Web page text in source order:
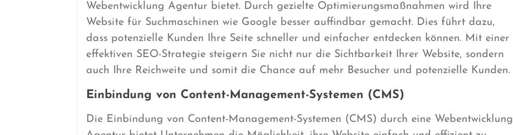
Webentwicklung Agentur bietet. Durch gezielte Optimierungsmaßnahmen wird Ihre
Website für Suchmaschinen wie Google besser auffindbar gemacht. Dies führt dazu,
dass potenzielle Kunden Ihre Seite schneller und einfacher entdecken können. Mit einer
effektiven SEO-Strategie steigern Sie nicht nur die Sichtbarkeit Ihrer Website, sondern
auch Ihre Reichweite und somit die Chance auf mehr Besucher und potenzielle Kunden.
Einbindung von Content-Management-Systemen (CMS)
Die Einbindung von Content-Management-Systemen (CMS) durch eine Webentwicklung